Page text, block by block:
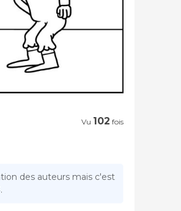
Vu 102 fois
des auteurs mais c'est